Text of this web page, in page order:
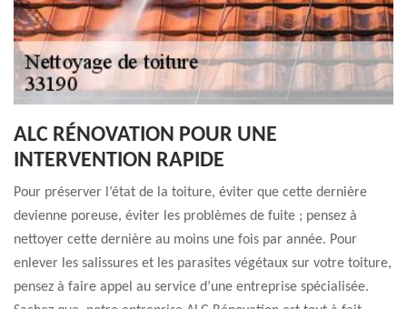
ALC RÉNOVATION POUR UNE
INTERVENTION RAPIDE
Pour préserver l’état de la toiture, éviter que cette dernière
devienne poreuse, éviter les problèmes de fuite ; pensez à
nettoyer cette dernière au moins une fois par année. Pour
enlever les salissures et les parasites végétaux sur votre toiture,
pensez à faire appel au service d’une entreprise spécialisée.